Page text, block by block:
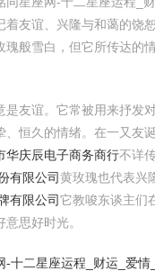
着友谊、兴隆与和蔼的饶
瑰般雪白，但它所传达的
是友谊。它常被用来抒发
、恒久的情绪。在一又友
华庆辰电子商务商行不详
有限公司黄玫瑰也代表兴
有限公司它教唆东谈主们
思好时光。
-十二星座运程_财运_爱情